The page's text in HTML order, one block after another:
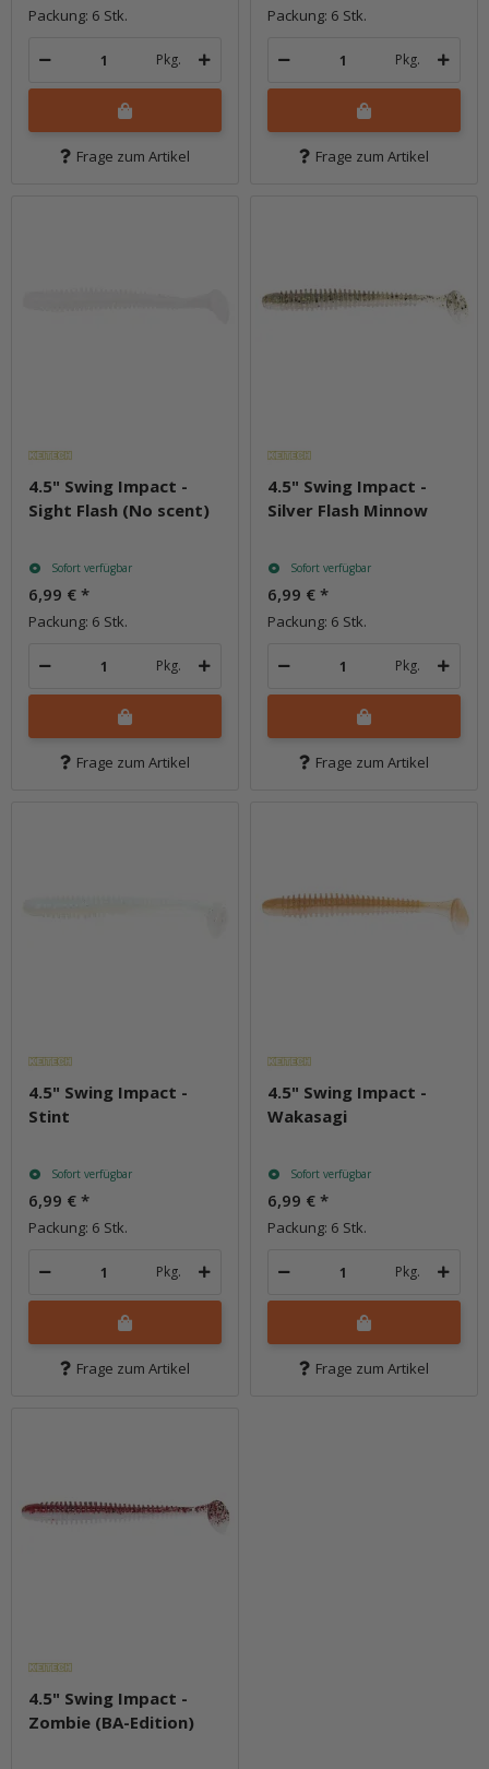
Packung: 6 Stk.
Pkg.
Frage zum Artikel
Packung: 6 Stk.
Pkg.
Frage zum Artikel
4.5" Swing Impact -
Sight Flash (No scent)
Sofort verfügbar
6,99 € *
Packung: 6 Stk.
Pkg.
Frage zum Artikel
4.5" Swing Impact -
Silver Flash Minnow
Sofort verfügbar
6,99 € *
Packung: 6 Stk.
Pkg.
Frage zum Artikel
4.5" Swing Impact -
Stint
Sofort verfügbar
6,99 € *
Packung: 6 Stk.
Pkg.
Frage zum Artikel
4.5" Swing Impact -
Wakasagi
Sofort verfügbar
6,99 € *
Packung: 6 Stk.
Pkg.
Frage zum Artikel
4.5" Swing Impact -
Zombie (BA-Edition)